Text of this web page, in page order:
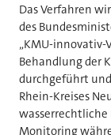
Das Verfahren
des
„KMU-innovativ-
Behandlung der
durchgeführt
Rhein-Kreises
Monitoring